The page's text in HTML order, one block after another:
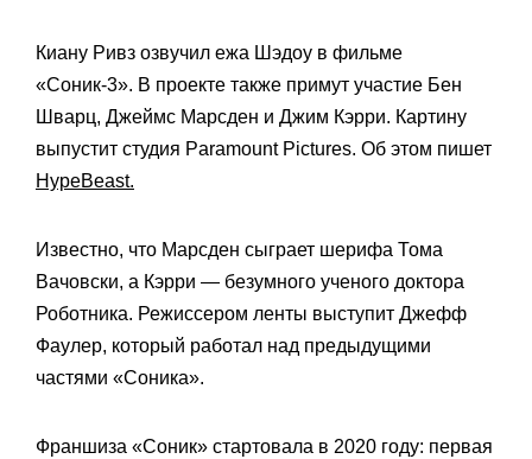
Киану Ривз озвучил ежа Шэдоу в фильме
«Соник-3». В проекте также примут участие Бен
Шварц, Джеймс Марсден и Джим Кэрри. Картину
выпустит студия Paramount Pictures. Об этом пишет
HypeBeast.
Известно, что Марсден сыграет шерифа Тома
Вачовски, а Кэрри — безумного ученого доктора
Роботника. Режиссером ленты выступит Джефф
Фаулер, который работал над предыдущими
частями «Соника».
Франшиза «Соник» стартовала в 2020 году: первая